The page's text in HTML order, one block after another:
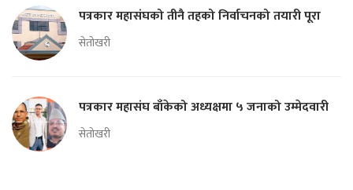
पत्रकार महासंघको तीनै तहको निर्वाचनको तयारी पूरा
सेतोखरी
पत्रकार महासंघ बाँकेको अध्यक्षमा ५ जनाको उम्मेदवारी
सेतोखरी